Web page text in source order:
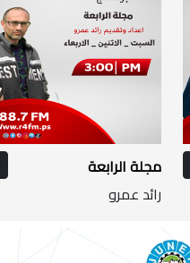
مجلة الرابعة
رائد عمرو